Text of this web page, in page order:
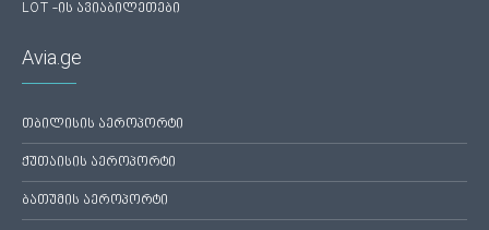
LOT -ის ავიაბილეთები
Avia.ge
თბილისის აეროპორტი
ქუთაისის აეროპორტი
ბათუმის აეროპორტი